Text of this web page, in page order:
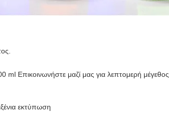
Επικοινωνήστε μαζί μας για λεπτομερή μέγεθος.
εκτύπωση